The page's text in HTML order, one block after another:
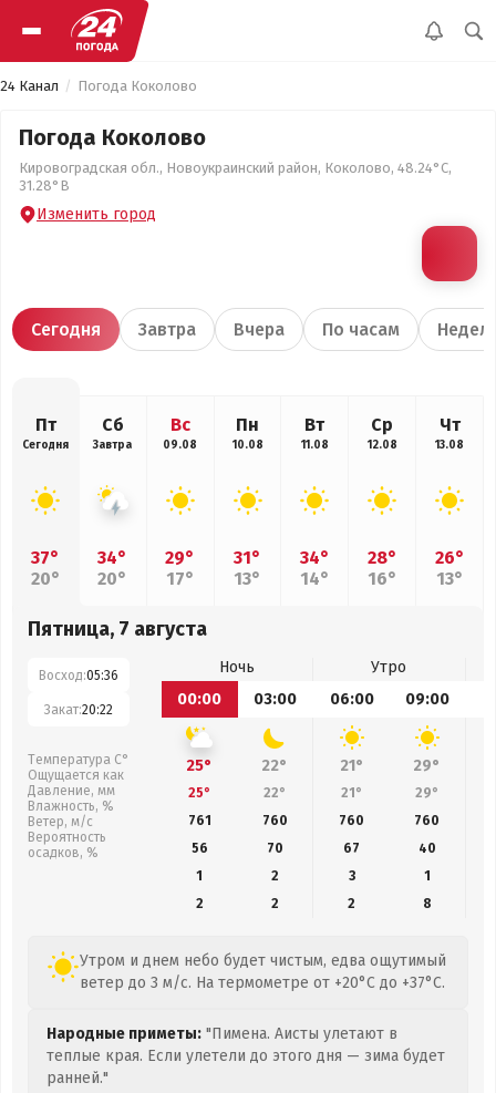
24 Канал Погода Коколово
Погода Коколово
Кировоградская обл., Новоукраинский район, Коколово, 48.24°С,
31.28°В
Изменить город
Сегодня Завтра Вчера По часам
Пт
Сегодня
37°
20°
Сб
Завтра
34°
20°
Вс
09.08
29°
17°
Пн
10.08
31°
13°
Вт
11.08
34°
14°
Ср
12.08
28°
16°
Чт
13.08
26°
13°
Пятница, 7 августа
Восход:05:36
Закат:20:22
Температура С°
Ощущается как
Давление, мм
Влажность, %
Ветер, м/с
Вероятность
осадков, %
Ночь
Утро
00:00
03:00 06:00 09:00
25° 22° 21° 29°
25° 22° 21° 29°
761
760 760 760
56
70 67 40
1
2 3
1
2
2 2 8
Утром и днем небо будет чистым, едва ощутимый
ветер до 3 м/с. На термометре от +20°C до +37°C.
Народные приметы: "Пимена. Аисты улетают в
теплые края. Если улетели до этого дня — зима будет
ранней."